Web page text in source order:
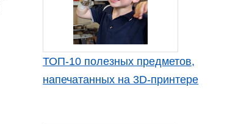
ТОП-10 полезных предметов,
напечатанных на 3D-принтере